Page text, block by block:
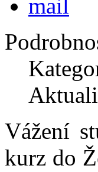
Vážení
kurz do